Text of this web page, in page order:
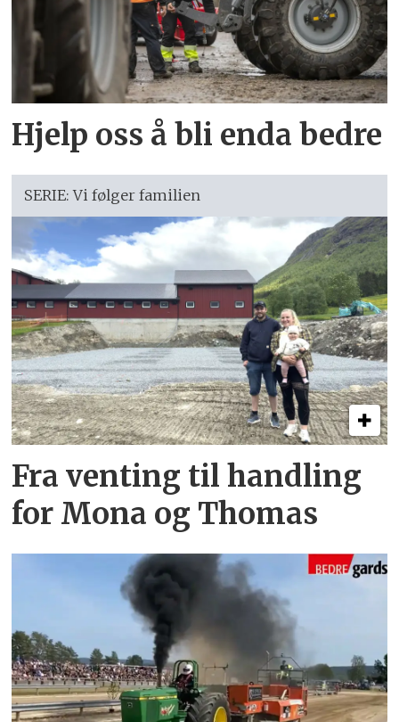
Hjelp oss å bli enda bedre
SERIE: Vi følger familien
Fra venting til handling
for Mona og Thomas